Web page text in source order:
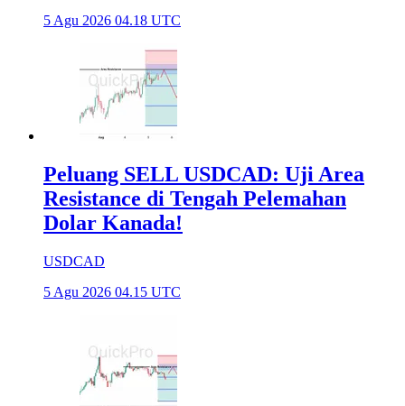
5 Agu 2026 04.18 UTC
Peluang SELL USDCAD: Uji Area
Resistance di Tengah Pelemahan
Dolar Kanada!
USDCAD
5 Agu 2026 04.15 UTC